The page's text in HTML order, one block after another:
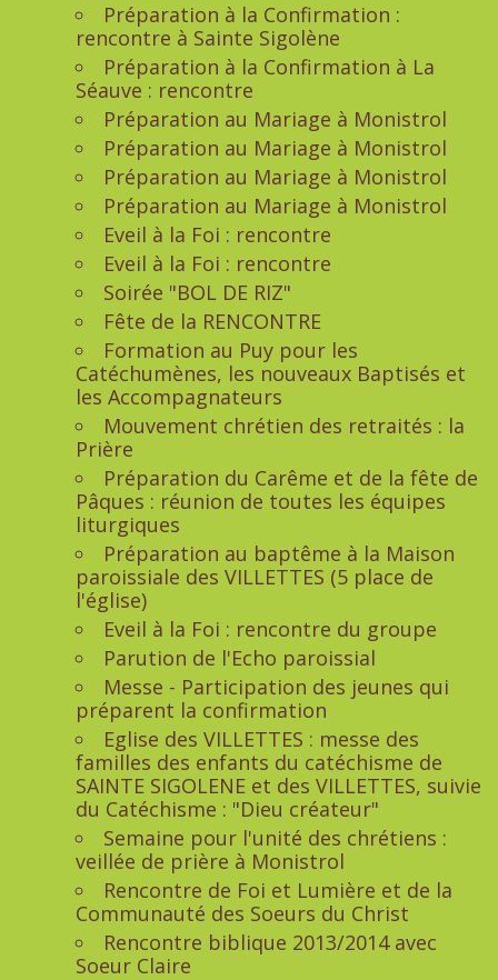
Préparation à la Confirmation :
rencontre à Sainte Sigolène
Préparation à la Confirmation à La
Séauve : rencontre
Préparation au Mariage à Monistrol
Préparation au Mariage à Monistrol
Préparation au Mariage à Monistrol
Préparation au Mariage à Monistrol
Eveil à la Foi : rencontre
Eveil à la Foi : rencontre
Soirée "BOL DE RIZ"
Fête de la RENCONTRE
Formation au Puy pour les
Catéchumènes, les nouveaux Baptisés et
les Accompagnateurs
Mouvement chrétien des retraités : la
Prière
Préparation du Carême et de la fête de
Pâques : réunion de toutes les équipes
liturgiques
Préparation au baptême à la Maison
paroissiale des VILLETTES (5 place de
l'église)
Eveil à la Foi : rencontre du groupe
Parution de l'Echo paroissial
Messe - Participation des jeunes qui
préparent la confirmation
Eglise des VILLETTES : messe des
familles des enfants du catéchisme de
SAINTE SIGOLENE et des VILLETTES, suivie
du Catéchisme : "Dieu créateur"
Semaine pour l'unité des chrétiens :
veillée de prière à Monistrol
Rencontre de Foi et Lumière et de la
Communauté des Soeurs du Christ
Rencontre biblique 2013/2014 avec
Soeur Claire